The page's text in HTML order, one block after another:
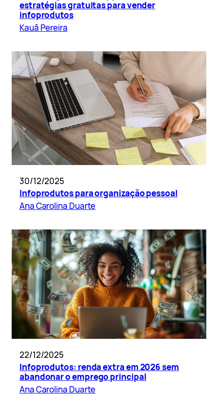
estratégias gratuitas para vender
infoprodutos
Kauã Pereira
30/12/2025
Infoprodutos para organização pessoal
Ana Carolina Duarte
22/12/2025
Infoprodutos: renda extra em 2026 sem
abandonar o emprego principal
Ana Carolina Duarte